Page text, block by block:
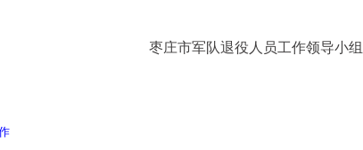
枣庄市军队退役人员工作领导小